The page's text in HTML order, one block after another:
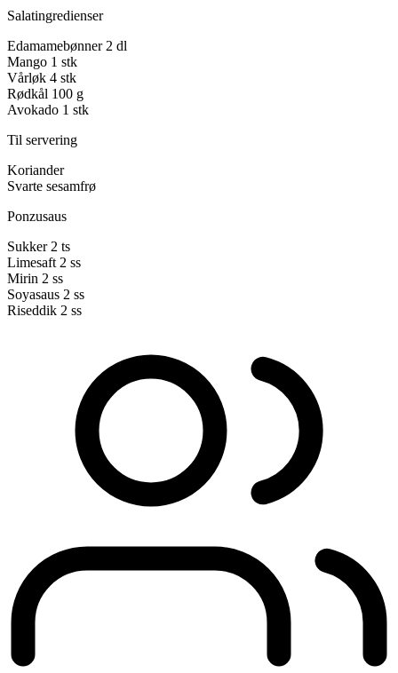
Salatingredienser
Edamamebønner 2 dl
Mango 1 stk
Vårløk 4 stk
Rødkål 100 g
Avokado 1 stk
Til servering
Koriander
Svarte sesamfrø
Ponzusaus
Sukker 2 ts
Limesaft 2 ss
Mirin 2 ss
Soyasaus 2 ss
Riseddik 2 ss